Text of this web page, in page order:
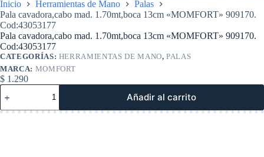
Inicio Herramientas de Mano
Palas
Pala cavadora,cabo mad. 1.70mt,boca 13cm «MOMFORT» 909170.
Cod:43053177
Pala cavadora,cabo mad. 1.70mt,boca 13cm «MOMFORT» 909170.
Cod:43053177
CATEGORÍAS: HERRAMIENTAS DE MANO,PALAS
MARCA: MOMFORT
$ 1.290
Pala
cavadora,cabo
mad.
Añadir al carrito